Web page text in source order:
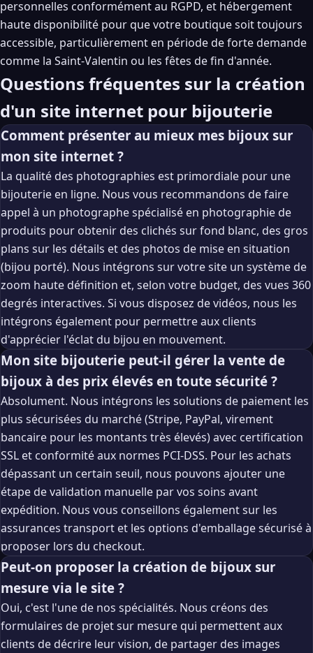
personnelles conformément au RGPD, et hébergement
haute disponibilité pour que votre boutique soit toujours
accessible, particulièrement en période de forte demande
comme la Saint-Valentin ou les fêtes de fin d'année.
Questions fréquentes sur la création
d'un site internet pour bijouterie
Comment présenter au mieux mes bijoux sur
mon site internet ?
La qualité des photographies est primordiale pour une
bijouterie en ligne. Nous vous recommandons de faire
appel à un photographe spécialisé en photographie de
produits pour obtenir des clichés sur fond blanc, des gros
plans sur les détails et des photos de mise en situation
(bijou porté). Nous intégrons sur votre site un système de
zoom haute définition et, selon votre budget, des vues 360
degrés interactives. Si vous disposez de vidéos, nous les
intégrons également pour permettre aux clients
d'apprécier l'éclat du bijou en mouvement.
Mon site bijouterie peut-il gérer la vente de
bijoux à des prix élevés en toute sécurité ?
Absolument. Nous intégrons les solutions de paiement les
plus sécurisées du marché (Stripe, PayPal, virement
bancaire pour les montants très élevés) avec certification
SSL et conformité aux normes PCI-DSS. Pour les achats
dépassant un certain seuil, nous pouvons ajouter une
étape de validation manuelle par vos soins avant
expédition. Nous vous conseillons également sur les
assurances transport et les options d'emballage sécurisé à
proposer lors du checkout.
Peut-on proposer la création de bijoux sur
mesure via le site ?
Oui, c'est l'une de nos spécialités. Nous créons des
formulaires de projet sur mesure qui permettent aux
clients de décrire leur vision, de partager des images